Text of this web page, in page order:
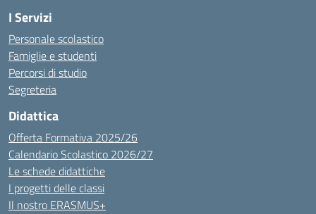
I Servizi
Personale scolastico
Famiglie e studenti
Percorsi di studio
Segreteria
Didattica
Offerta Formativa 2025/26
Calendario Scolastico 2026/27
Le schede didattiche
I progetti delle classi
Il nostro ERASMUS+